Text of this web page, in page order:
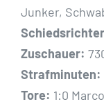
Junker,
Zuschauer:
Strafminuten:
Tore: 1:0